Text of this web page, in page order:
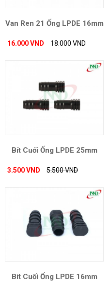
Van Ren 21 Ống LPDE 16mm
16.000 VND 18.000 VND
Bít Cuối Ống LPDE 25mm
3.500 VND 5.500 VND
Bít Cuối Ống LPDE 16mm